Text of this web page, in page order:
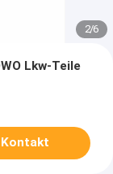
2/6
Lkw-Teile
Kontakt